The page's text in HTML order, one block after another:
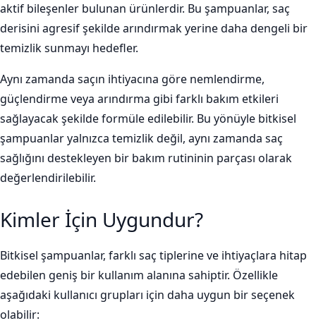
aktif bileşenler bulunan ürünlerdir. Bu şampuanlar, saç
derisini agresif şekilde arındırmak yerine daha dengeli bir
temizlik sunmayı hedefler.
Aynı zamanda saçın ihtiyacına göre nemlendirme,
güçlendirme veya arındırma gibi farklı bakım etkileri
sağlayacak şekilde formüle edilebilir. Bu yönüyle bitkisel
şampuanlar yalnızca temizlik değil, aynı zamanda saç
sağlığını destekleyen bir bakım rutininin parçası olarak
değerlendirilebilir.
Kimler İçin Uygundur?
Bitkisel şampuanlar, farklı saç tiplerine ve ihtiyaçlara hitap
edebilen geniş bir kullanım alanına sahiptir. Özellikle
aşağıdaki kullanıcı grupları için daha uygun bir seçenek
olabilir: